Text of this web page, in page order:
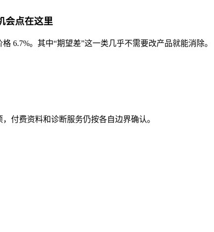
会点在这里
6.7%。其中“期望差”这一类几乎不需要改产品就能消除。
付费资料和诊断服务仍按各自边界确认。